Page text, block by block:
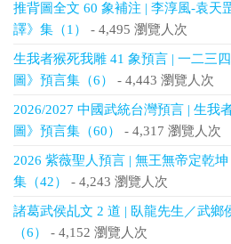
推背圖全文 60 象補注 | 李淳風-袁天
譯》集（1）
- 4,495 瀏覽人次
生我者猴死我雕 41 象預言 | 一二三
圖》預言集（6）
- 4,443 瀏覽人次
2026/2027 中國武統台灣預言 | 生我
圖》預言集（60）
- 4,317 瀏覽人次
2026 紫薇聖人預言 | 無王無帝定乾
集（42）
- 4,243 瀏覽人次
諸葛武侯乩文 2 道 | 臥龍先生／武鄉
（6）
- 4,152 瀏覽人次